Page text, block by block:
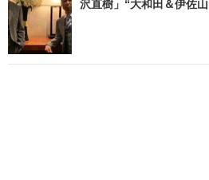
沢直樹」“大和田＆伊佐